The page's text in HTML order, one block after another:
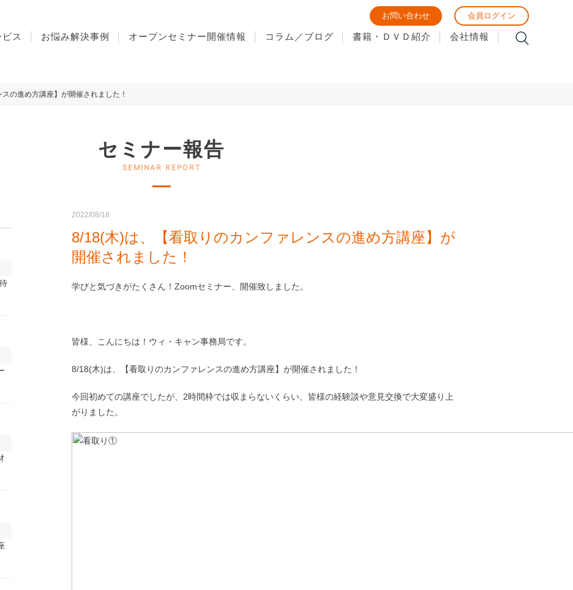
in /usr/home/mw2p66qdsw/www/htdocs/wordpress/wp-content/themes/wcan_themes/single-seminar_report.phpon line
会員ログイン
お問い合わせ
ス お悩み解決事例 オープンセミナー開催情報 コラム／ブログ 書籍・ＤＶＤ紹介 会社情報
の進め方講座】が開催されました！
セミナー報告
2022/08/18
8/18(木)は、【看取りのカンファレンスの進め方講座】が
開催されました！
学びと気づきがたくさん！Zoomセミナー、開催致しました。
皆様、こんにちは！ウィ・キャン事務局です。
8/18(木)は、【看取りのカンファレンスの進め方講座】が開催されました！
今回初めての講座でしたが、2時間枠では収まらないくらい、皆様の経験談や意見交換で大変盛り上
がりました。